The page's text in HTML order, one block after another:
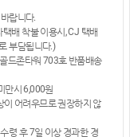
랍니다.
배 착불 이용시, CJ 택배
부담됩니다.)
드존타워 703호 반품배송
만시 6,000원
이 어려우므로 권장하지 않
령 후 7일 이상 경과한 경